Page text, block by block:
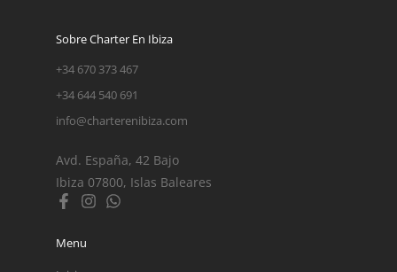
Sobre Charter En Ibiza
+34 670 373 467
+34 644 540 691
info@charterenibiza.com
Avd. España, 42 Bajo
Ibiza 07800, Islas Baleares
Menu